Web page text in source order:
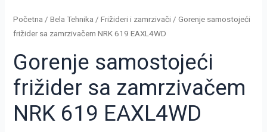
Početna /Bela Tehnika /Frižideri i zamrzivači / Gorenje samostojeći
frižider sa zamrzivačem NRK 619 EAXL4WD
Gorenje samostojeći
frižider sa zamrzivačem
NRK 619 EAXL4WD